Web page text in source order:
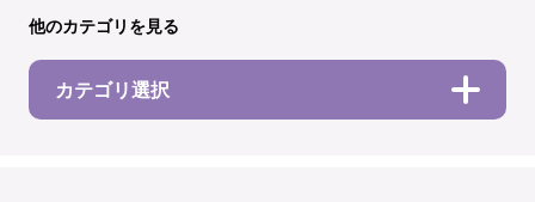
他のカテゴリを見る
カテゴリ選択